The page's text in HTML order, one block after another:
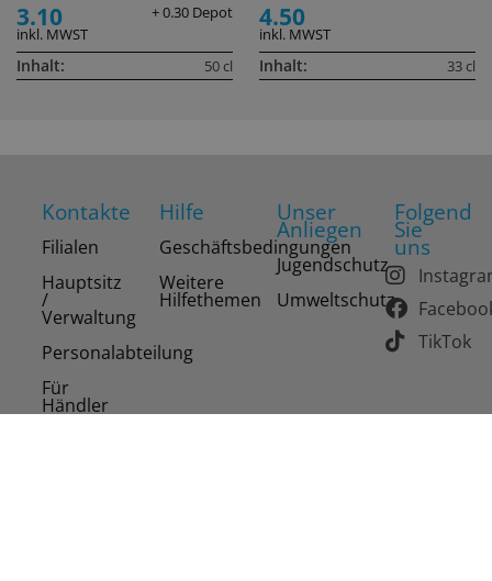
3.10
+ 0.30 Depot
inkl. MWST
Inhalt: 50 cl
4.50
inkl. MWST
Inhalt: 33 cl
Kontakte
Filialen
Hauptsitz
/
Verwaltung
Personalabteilung
Für
Händler
Hilfe
Geschäftsbedingungen
Weitere
Hilfethemen
Unser
Anliegen
Jugendschutz
Umweltschutz
Folgend
Sie
uns
TikTok